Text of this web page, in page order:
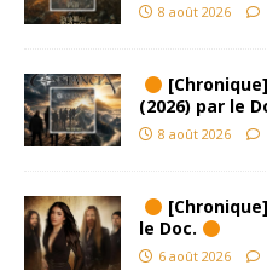
8 août 2026
(2026) par le
8 août 2026
le Doc.
6 août 2026